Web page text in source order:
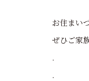
お住まい
ぜひご家
.
.